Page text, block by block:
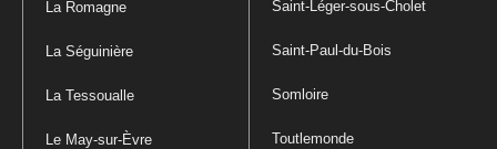
La Romagne
La Séguinière
La Tessoualle
Le May-sur-Èvre
Saint-Léger-sous-Cholet
Saint-Paul-du-Bois
Somloire
Toutlemonde